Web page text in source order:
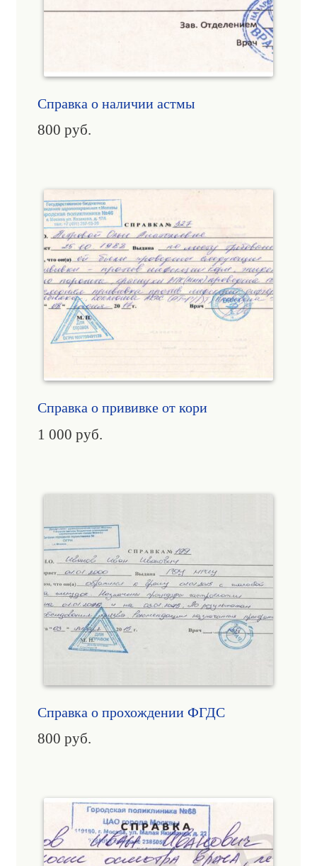
Справка о наличии астмы
800 руб.
Справка о прививке от кори
1 000 руб.
Справка о прохождении ФГДС
800 руб.